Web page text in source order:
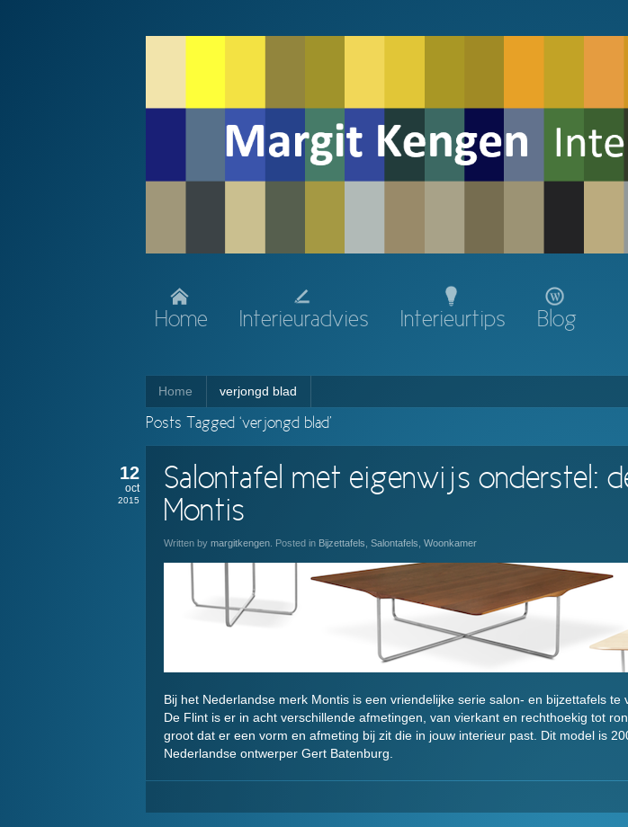
Home Interieuradvies Interieurtips Blog
Home verjongd blad
Posts Tagged ‘verjongd blad’
12
oct
2015
Salontafel met eigenwijs onderstel:
Montis
Written by margitkengen . Posted in Bijzettafels Salontafels Woonkamer
Bij het Nederlandse merk Montis is een vriendelijke serie salon- en bijzettafels te
De Flint is er in acht verschillende afmetingen, van vierkant en rechthoekig tot
groot dat er een vorm en afmeting bij zit die in jouw interieur past. Dit model is
Nederlandse ontwerper Gert Batenburg.